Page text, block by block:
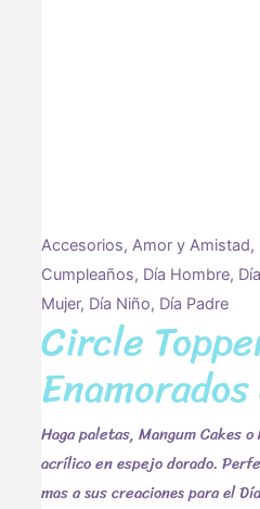
Accesorios, Amor y Amistad,
Cumpleaños, Día Hombre,
Mujer, Día Niño, Día Padre
Circle
Haga paletas, Mangum Cakes
acrílico en espejo dorado.
mas a sus creaciones para el
Circle
Topper
Silueta
Enamorados
ct-
021